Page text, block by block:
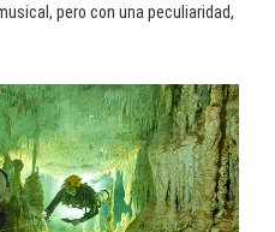
pero con una peculiaridad,